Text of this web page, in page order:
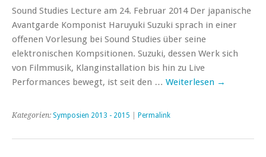
Sound Studies Lecture am 24. Februar 2014 Der japanische
Avantgarde Komponist Haruyuki Suzuki sprach in einer
offenen Vorlesung bei Sound Studies über seine
elektronischen Kompsitionen. Suzuki, dessen Werk sich
von Filmmusik, Klanginstallation bis hin zu Live
Performances bewegt, ist seit den … Weiterlesen →
Kategorien: Symposien 2013 - 2015 Permalink